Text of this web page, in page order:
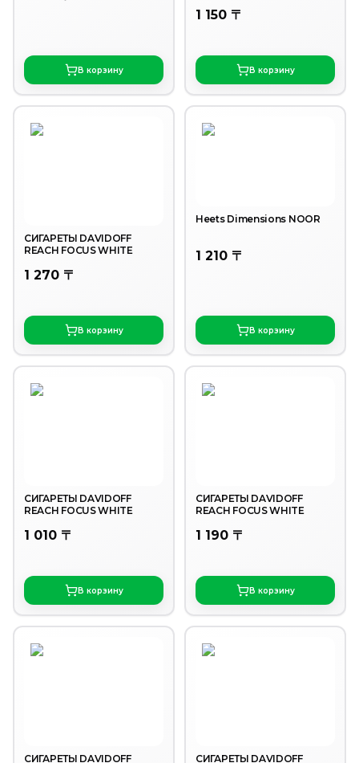
В корзину
1 150 〒
В корзину
СИГАРЕТЫ DAVIDOFF
REACH FOCUS WHITE
1 270 〒
В корзину
Heets Dimensions NOOR
1 210 〒
В корзину
СИГАРЕТЫ DAVIDOFF
REACH FOCUS WHITE
1 010 〒
В корзину
СИГАРЕТЫ DAVIDOFF
REACH FOCUS WHITE
1 190 〒
В корзину
СИГАРЕТЫ DAVIDOFF
СИГАРЕТЫ DAVIDOFF